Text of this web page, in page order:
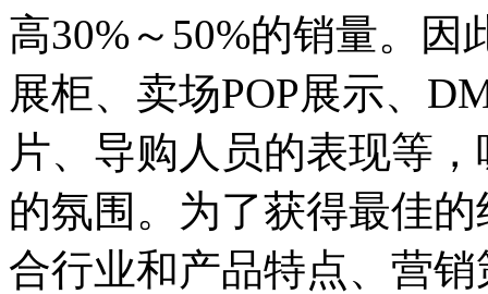
高30%～50%的销量。
展柜、卖场POP展示、
片、导购人员的表现等
的氛围。为了获得最佳
合行业和产品特点、营